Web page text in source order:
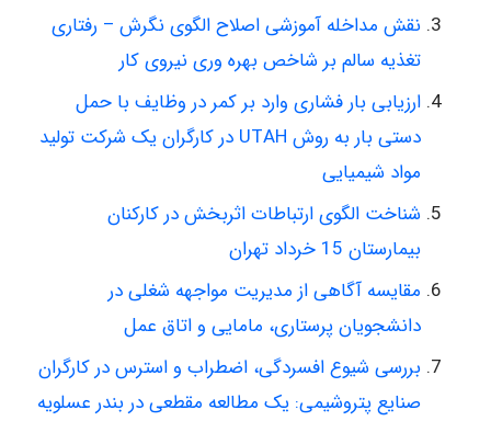
نقش مداخله آموزشی اصلاح الگوی نگرش – رفتاری
تغذیه سالم بر شاخص بهره وری نیروی کار
ارزیابی بار فشاری وارد بر کمر در وظایف با حمل
دستی بار به روش UTAH در کارگران یک شرکت تولید
مواد شیمیایی
شناخت الگوی ارتباطات اثربخش در کارکنان
بیمارستان 15 خرداد تهران
مقایسه آگاهی از مدیریت مواجهه شغلی در
دانشجویان پرستاری، مامایی و اتاق عمل
بررسی شیوع افسردگی، اضطراب و استرس در کارگران
صنایع پتروشیمی: یک مطالعه مقطعی در بندر عسلویه